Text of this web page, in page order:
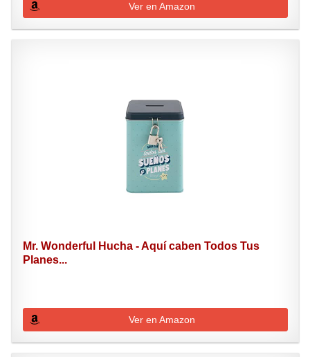
Ver en Amazon
Mr. Wonderful Hucha - Aquí caben Todos Tus
Planes...
Ver en Amazon